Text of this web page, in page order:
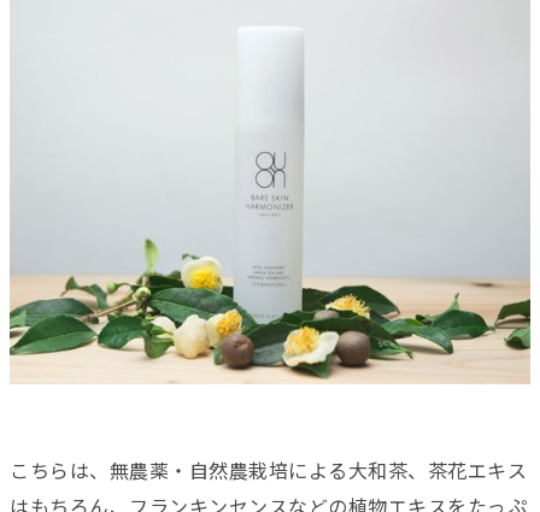
こちらは、無農薬・自然農栽培による大和茶、茶花エキス
はもちろん、フランキンセンスなどの植物エキスをたっぷ